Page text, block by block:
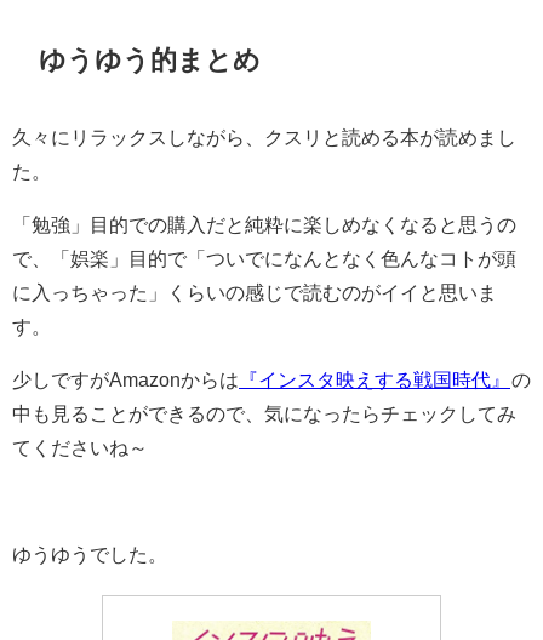
ゆうゆう的まとめ
久々にリラックスしながら、クスリと読める本が読めまし
た。
「勉強」目的での購入だと純粋に楽しめなくなると思うの
で、「娯楽」目的で「ついでになんとなく色んなコトが頭
に入っちゃった」くらいの感じで読むのがイイと思いま
す。
少しですがAmazonからは 『インスタ映えする戦国時代』 の
中も見ることができるので、気になったらチェックしてみ
てくださいね～
ゆうゆうでした。